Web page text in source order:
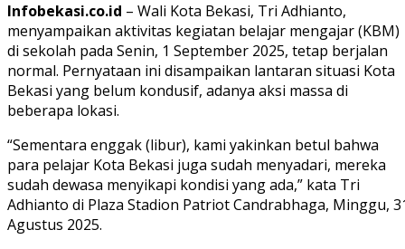
Infobekasi.co.id – Wali Kota Bekasi, Tri Adhianto,
menyampaikan aktivitas kegiatan belajar mengajar (KBM)
di sekolah pada Senin, 1 September 2025, tetap berjalan
normal. Pernyataan ini disampaikan lantaran situasi Kota
Bekasi yang belum kondusif, adanya aksi massa di
beberapa lokasi.
“Sementara enggak (libur), kami yakinkan betul bahwa
para pelajar Kota Bekasi juga sudah menyadari, mereka
sudah dewasa menyikapi kondisi yang ada,” kata Tri
Adhianto di Plaza Stadion Patriot Candrabhaga, Minggu,
Agustus 2025.